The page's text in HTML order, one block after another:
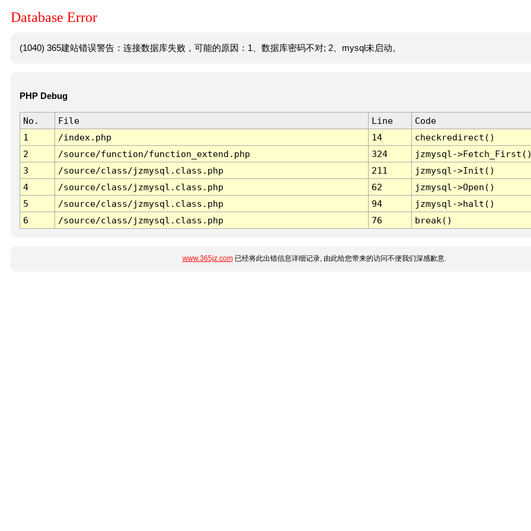
Database Error
(1040) 365建站错误警告：连接数据库失败，可能的原因：1、数据库密码不对; 2、mysql未启动。
PHP Debug
No. File Line
Code
1
/index.php 14
checkredirect()
2
/source/function/function_extend.php 324
jzmysql-
3
/source/class/jzmysql.class.php 211
jzmysql->Init()
4
/source/class/jzmysql.class.php 62
jzmysql->Open()
5
/source/class/jzmysql.class.php 94
jzmysql->halt()
6
/source/class/jzmysql.class.php 76 break()
www.365jz.com已经将此出错信息详细记录, 由此给您带来的访问不便我们深感歉意.